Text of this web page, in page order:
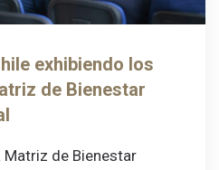
exhibiendo los
de Bienestar
Matriz de Bienestar